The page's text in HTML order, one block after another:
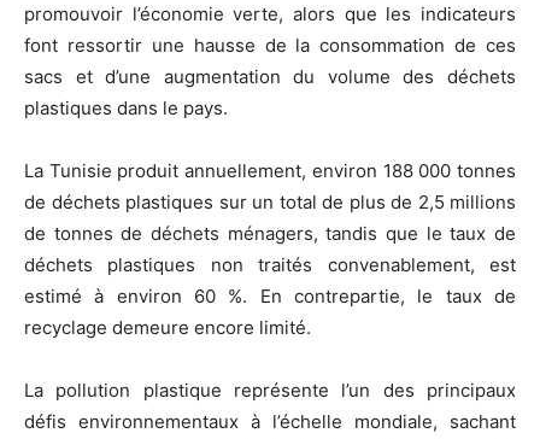
promouvoir l’économie verte, alors que les indicateurs
font ressortir une hausse de la consommation de ces
sacs et d’une augmentation du volume des déchets
plastiques dans le pays.
La Tunisie produit annuellement, environ 188 000 tonnes
de déchets plastiques sur un total de plus de 2,5 millions
de tonnes de déchets ménagers, tandis que le taux de
déchets plastiques non traités convenablement, est
estimé à environ 60 %. En contrepartie, le taux de
recyclage demeure encore limité.
La pollution plastique représente l’un des principaux
défis environnementaux à l’échelle mondiale, sachant